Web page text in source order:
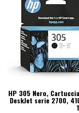
HP 305 Nero,
DeskJet serie 2700,